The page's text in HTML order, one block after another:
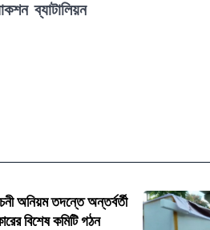
ব্যাটালিয়ন
অনিয়ম তদন্তে অন্তর্বর্তী
বিশেষ কমিটি গঠন